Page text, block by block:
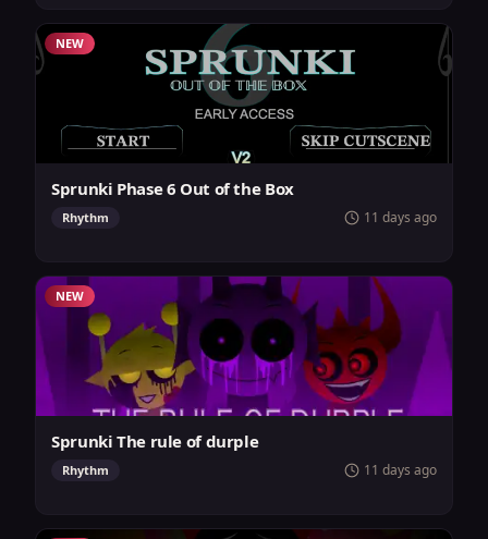
NEW
Sprunki Phase 6 Out of the Box
Rhythm 11 days ago
NEW
Sprunki The rule of durple
Rhythm 11 days ago